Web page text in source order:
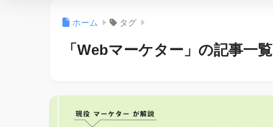
ホーム タグ
「Webマーケター」の記事一覧